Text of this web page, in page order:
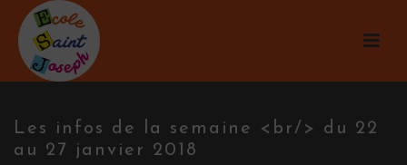
Les infos de la semaine <br/> du 22
au 27 janvier 2018